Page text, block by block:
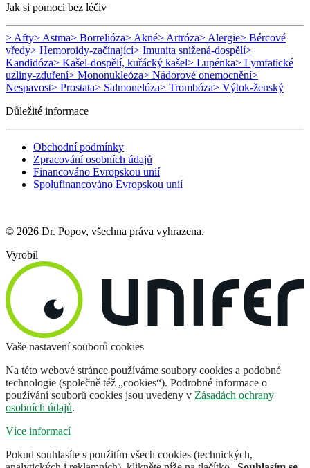
Jak si pomoci bez léčiv
> Afty> Astma> Borrelióza> Akné> Artróza> Alergie> Bércové
vředy> Hemoroidy-začínající> Imunita snížená-dospělí>
Kandidóza> Kašel-dospělí, kuřácký kašel> Lupénka> Lymfatické
uzliny-zduření> Mononukleóza> Nádorové onemocnění>
Nespavost> Prostata> Salmonelóza> Trombóza> Výtok-ženský
Důležité informace
Obchodní podmínky
Zpracování osobních údajů
Financováno Evropskou unií
Spolufinancováno Evropskou unií
© 2026 Dr. Popov, všechna práva vyhrazena.
Vyrobil
Vaše nastavení souborů cookies
Na této webové stránce používáme soubory cookies a podobné
technologie (společně též „cookies“). Podrobné informace o
používání souborů cookies jsou uvedeny v Zásadách ochrany
osobních údajů.
Více informací
Pokud souhlasíte s použitím všech cookies (technických,